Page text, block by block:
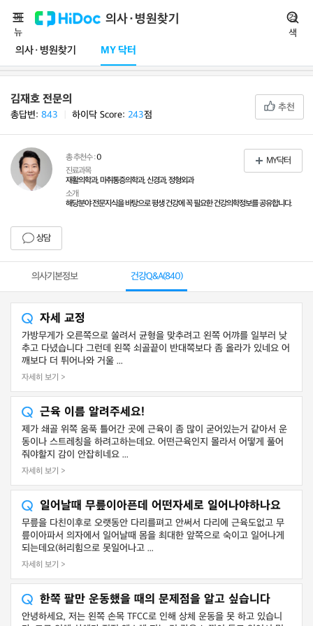
의사·병원찾기
의사·병원찾기 MY 닥터
메
뉴
검
색
김재호 전문의
총답변: 843 하이닥 Score: 243점
추천
총 추천수 :0
진료과목
재활의학과, 마취통증의학과, 신경과, 정형외과
소개
해당분야 전문지식을 바탕으로 평생 건강에 꼭 필요한 건강의학정보를 공유합니다.
상담
MY닥터
의사기본정보 건강Q&A(840)
자세 교정
가방무게가 오른쪽으로 쏠려서 균형을 맞추려고 왼쪽 어꺄를 일부러 낮
추고 다녔습니다 그런데 왼쪽 쇠골끝이 반대쪽보다 좀 올라가 있네요 어
깨보다 더 튀어나와 거울 ...
자세히 보기 >
근육 이름 알려주세요!
제가 쇄골 위쪽 움푹 틀어간 곳에 근육이 좀 많이 굳어있는거 같아서 운
동이나 스트레칭을 하려고하는데요. 어떤근육인지 몰라서 어떻게 풀어
줘야할지 감이 안잡히네요 ...
자세히 보기 >
일어날때 무릎이아픈데 어떤자세로 일어나야하나요
무릎을 다친이후로 오랫동안 다리를펴고 안써서 다리에 근육도없고 무
릎이아파서 의자에서 일어날때 몸을 최대한 앞쪽으로 숙이고 일어나게
되는데요(허리힘으로 못일어나고 ...
자세히 보기 >
한쪽 팔만 운동했을 때의 문제점을 알고 싶습니다
안녕하세요, 저는 왼쪽 손목 TFCC로 인해 상체 운동을 못 하고 있습니